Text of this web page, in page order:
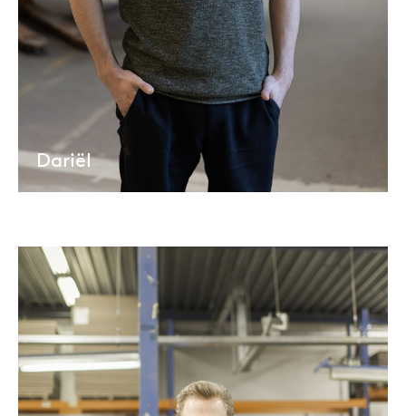
Dariël